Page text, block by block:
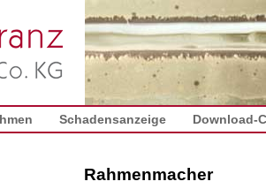
Schadensanzeige Download-
Rahmenmacher